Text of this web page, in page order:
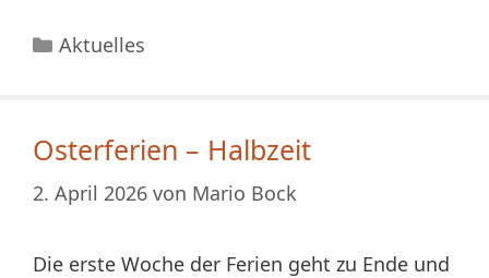
Kategorien
Aktuelles
Osterferien – Halbzeit
2. April 2026 von Mario Bock
Die erste Woche der Ferien geht zu Ende und